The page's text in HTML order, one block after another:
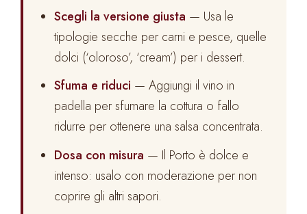
Scegli la versione giusta — Usa le
tipologie secche per carni e pesce, quelle
dolci (‘oloroso’, ‘cream’) per i dessert.
Sfuma e riduci — Aggiungi il vino in
padella per sfumare la cottura o fallo
ridurre per ottenere una salsa concentrata.
Dosa con misura — Il Porto è dolce e
intenso: usalo con moderazione per non
coprire gli altri sapori.